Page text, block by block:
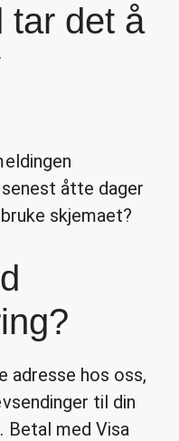
tar det å
åtte dager
skjemaet?
adresse hos oss,
til din
Betal med Visa